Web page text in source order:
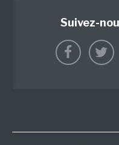
Suivez-